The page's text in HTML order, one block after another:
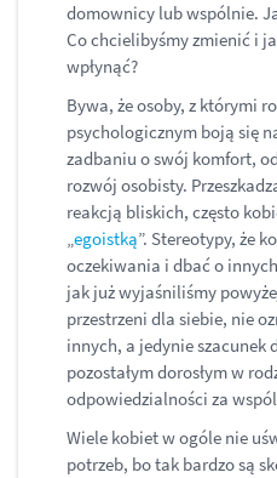
domownicy lub wspólnie.
Co chcielibyśmy zmienić i
wpłynąć?
Bywa, że osoby, z którymi
psychologicznym boją się
zadbaniu o swój komfort,
rozwój osobisty.
reakcją bliskich, często
„egoistką”. Stereotypy, że
oczekiwania i dbać o
jak już wyjaśniliśmy
przestrzeni dla siebie, nie
innych, a jedynie szacunek
pozostałym dorosłym w
odpowiedzialności za
Wiele kobiet w ogóle nie
potrzeb, bo tak bardzo są